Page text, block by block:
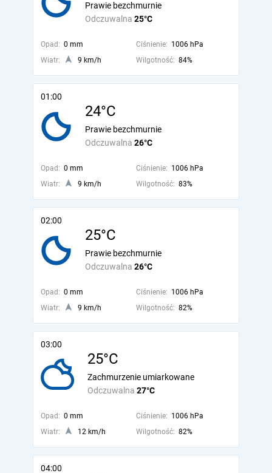
Odczuwalna 25°C
Prawie bezchmurnie
Opad: 0 mm Ciśnienie: 1006 hPa
Wiatr:
9 km/h Wilgotność: 84%
01:00
24°C
Odczuwalna 26°C
Prawie bezchmurnie
Opad: 0 mm Ciśnienie: 1006 hPa
Wiatr:
9 km/h Wilgotność: 83%
02:00
25°C
Odczuwalna 26°C
Prawie bezchmurnie
Opad: 0 mm Ciśnienie: 1006 hPa
Wiatr:
9 km/h Wilgotność: 82%
03:00
25°C
Odczuwalna 27°C
Zachmurzenie umiarkowane
Opad: 0 mm Ciśnienie: 1006 hPa
Wiatr:
12 km/h Wilgotność: 82%
04:00